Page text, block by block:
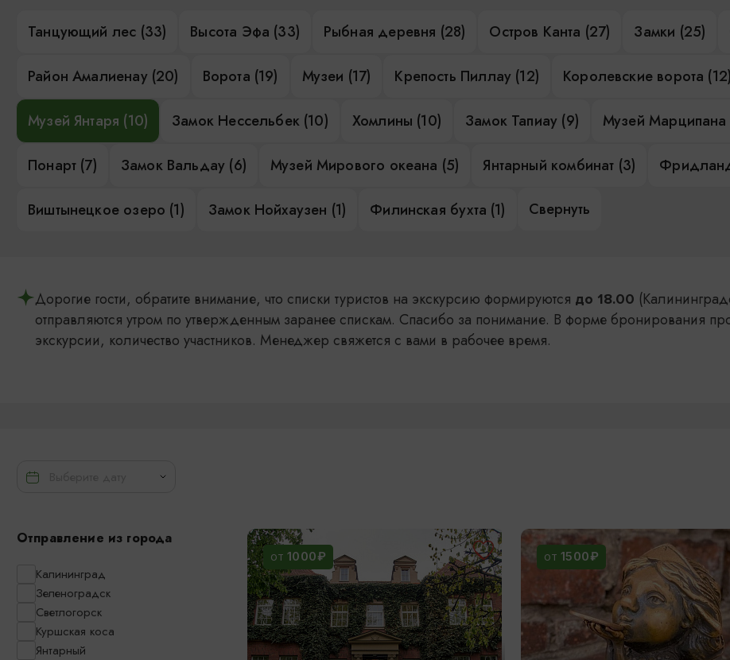
Танцующий лес (33) Высота Эфа (33) Рыбная деревня (28) Остров Канта (27) Замки (25)
Район Амалиенау (20) Ворота (19) Музеи (17) Крепость Пиллау (12) Королевские ворота (12)
Музей Янтаря (10) Замок Нессельбек (10) Хомлины (10) Замок Тапиау (9) Музей Марципана
Понарт (7) Замок Вальдау (6) Музей Мирового океана (5) Янтарный комбинат (3)
Виштынецкое озеро (1) Замок Нойхаузен (1) Филинская бухта (1) Свернуть
Дорогие гости, обратите внимание, что списки туристов на экскурсию формируются до 18.00
отправляются утром по утвержденным заранее спискам. Спасибо за понимание. В форме бронирования
экскурсии, количество участников. Менеджер свяжется с вами в рабочее время.
Отправление из города
Калининград
Зеленоградск
Светлогорск
Куршская коса
Янтарный
ОТ 1000₽ ОТ 1500₽